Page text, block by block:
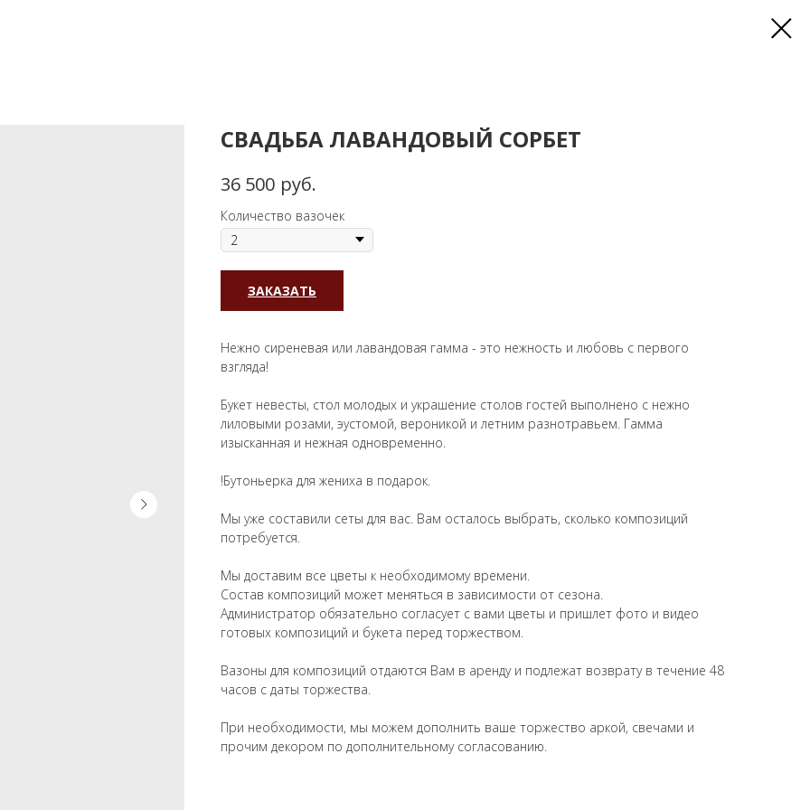
СВАДЬБА ЛАВАНДОВЫЙ СОРБЕТ
36 500 руб.
Количество вазочек
ЗАКАЗАТЬ
Нежно сиреневая или лавандовая гамма - это нежность и любовь с первого
взгляда!
Букет невесты, стол молодых и украшение столов гостей выполнено с нежно
лиловыми розами, эустомой, вероникой и летним разнотравьем. Гамма
изысканная и нежная одновременно.
!Бутоньерка для жениха в подарок.
Мы уже составили сеты для вас. Вам осталось выбрать, сколько композиций
потребуется.
Мы доставим все цветы к необходимому времени.
Состав композиций может меняться в зависимости от сезона.
Администратор обязательно согласует с вами цветы и пришлет фото и видео
готовых композиций и букета перед торжеством.
Вазоны для композиций отдаются Вам в аренду и подлежат возврату в течение 48
часов с даты торжества.
При необходимости, мы можем дополнить ваше торжество аркой, свечами и
прочим декором по дополнительному согласованию.